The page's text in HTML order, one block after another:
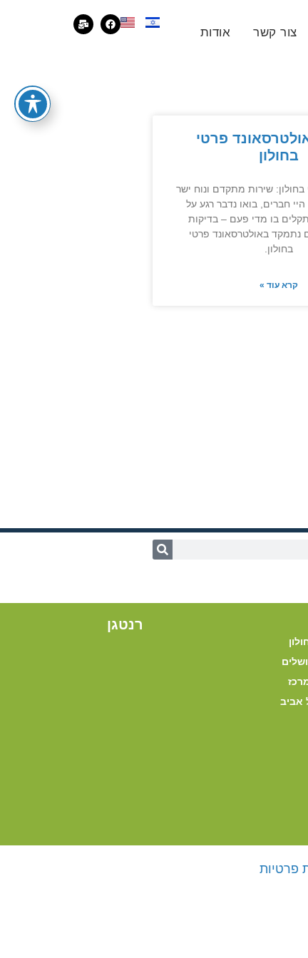
צור קשר אודות
פרטי
בחולון
שירות מתקדם ונוח ישר
חברים, בואו נדבר רגע על
בו מדי פעם – בדיקות
נתמקד באולטרסאונד פרטי
בחולון.
קרא עוד »
אביב
רנטגן
פרטיות